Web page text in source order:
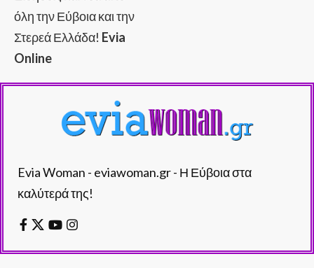
όλη την Εύβοια και την
Στερεά Ελλάδα! Evia
Online
Evia Woman - eviawoman.gr - Η Εύβοια στα
καλύτερά της!